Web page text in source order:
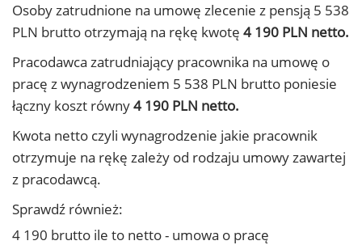
Osoby zatrudnione na umowę zlecenie z pensją 5 538
PLN brutto otrzymają na rękę kwotę 4 190 PLN netto.
Pracodawca zatrudniający pracownika na umowę o
pracę z wynagrodzeniem 5 538 PLN brutto poniesie
łączny koszt równy4 190 PLN netto.
Kwota netto czyli wynagrodzenie jakie pracownik
otrzymuje na rękę zależy od rodzaju umowy zawartej
z pracodawcą.
Sprawdź również:
4 190 brutto ile to netto - umowa o pracę